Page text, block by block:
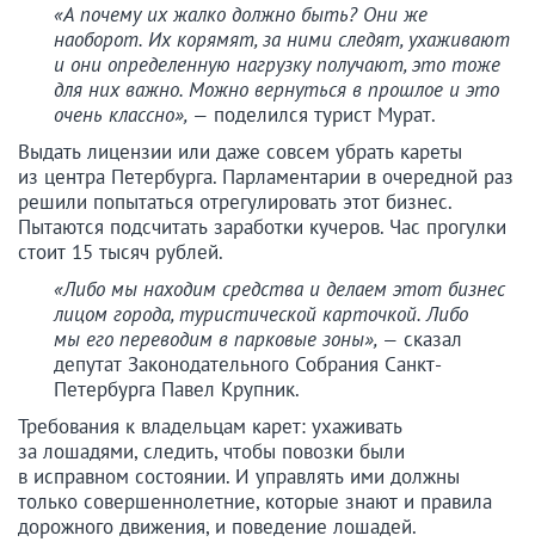
«А почему их жалко должно быть? Они же
наоборот. Их корямят, за ними следят, ухаживают
и они определенную нагрузку получают, это тоже
для них важно. Можно вернуться в прошлое и это
очень классно», — поделился турист Мурат.
Выдать лицензии или даже совсем убрать кареты
из центра Петербурга. Парламентарии в очередной раз
решили попытаться отрегулировать этот бизнес.
Пытаются подсчитать заработки кучеров. Час прогулки
стоит 15 тысяч рублей.
«Либо мы находим средства и делаем этот бизнес
лицом города, туристической карточкой. Либо
мы его переводим в парковые зоны», — сказал
депутат Законодательного Собрания Санкт-
Петербурга Павел Крупник.
Требования к владельцам карет: ухаживать
за лошадями, следить, чтобы повозки были
в исправном состоянии. И управлять ими должны
только совершеннолетние, которые знают и правила
дорожного движения, и поведение лошадей.